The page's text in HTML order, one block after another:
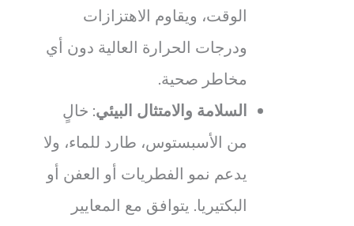
الوقت، ويقاوم الاهتزازات
ودرجات الحرارة العالية دون أي
مخاطر صحية.
السلامة والامتثال البيئي: خالٍ
من الأسبستوس، طارد للماء، ولا
يدعم نمو الفطريات أو العفن أو
البكتيريا. يتوافق مع المعايير